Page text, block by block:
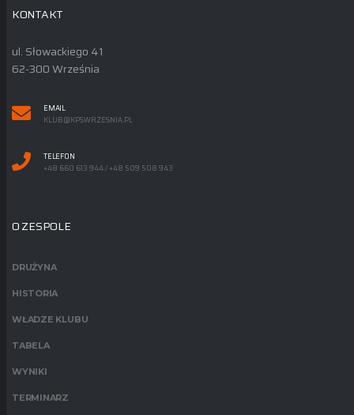
KONTAKT
ul. Słowackiego 41
62-300 Września
EMAIL
KLUB@KPSWRZESNIA.PL
TELEFON
+48 660 613 944 / +48 509 508 943
O ZESPOLE
DRUŻYNA
HISTORIA
WŁADZE KLUBU
TABELA
WYNIKI
TERMINARZ